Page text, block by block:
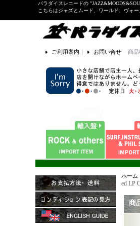
パラダイスレコードの
こちらはジャズとムード、ワールド、ヴォ
ご利用案内 ｜ お問い合せ 商品
ホーム
ed LP
商